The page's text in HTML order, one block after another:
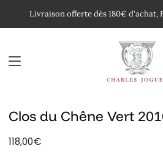
Livraison offerte dès 180€
Clos du Chêne Vert
118,00€